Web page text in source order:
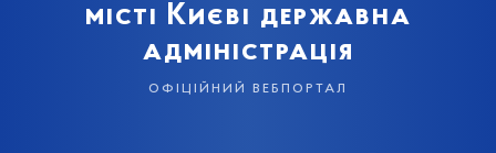
місті Києві державна
адміністрація
офіційний вебпортал